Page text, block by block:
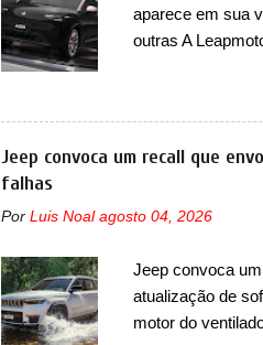
aparece em sua
outras A
modelo
primeiras
esportiva, o
elétrico colocará
design já visto
bastante
retangular, com
Jeep convoca um recall que
falhas
Por Luis Noal agosto 04, 2026
Jeep convoca
atualização de
motor do